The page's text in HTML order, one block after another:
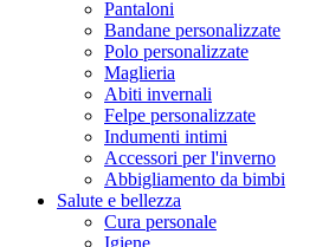
Pantaloni
Bandane personalizzate
Polo personalizzate
Maglieria
Abiti invernali
Felpe personalizzate
Indumenti intimi
Accessori per l'inverno
Abbigliamento da bimbi
Salute e bellezza
Cura personale
Igiene